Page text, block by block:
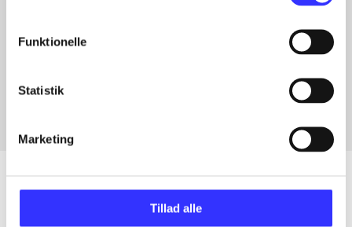
Funktionelle
Statistik
Marketing
Tillad alle
Artikler med samme emner